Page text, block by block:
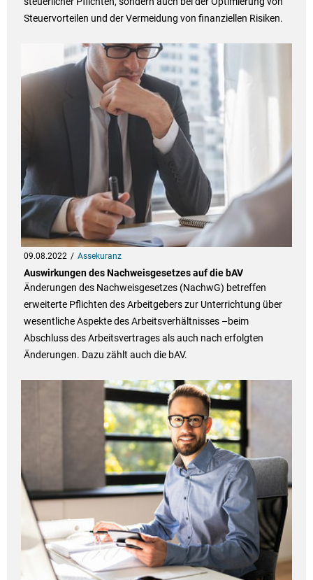
Steuervorteilen und der Vermeidung von finanziellen Risiken.
09.08.2022 Assekuranz
Auswirkungen des Nachweisgesetzes auf die bAV
Änderungen des Nachweisgesetzes (NachwG) betreffen
erweiterte Pflichten des Arbeitgebers zur Unterrichtung über
wesentliche Aspekte des Arbeitsverhältnisses –beim
Abschluss des Arbeitsvertrages als auch nach erfolgten
Änderungen. Dazu zählt auch die bAV.